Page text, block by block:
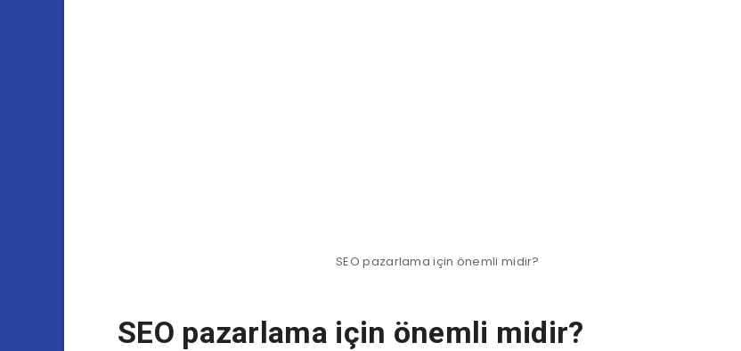
SEO pazarlama için önemli midir?
SEO pazarlama için önemli midir?